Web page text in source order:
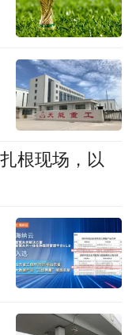
根现场，以